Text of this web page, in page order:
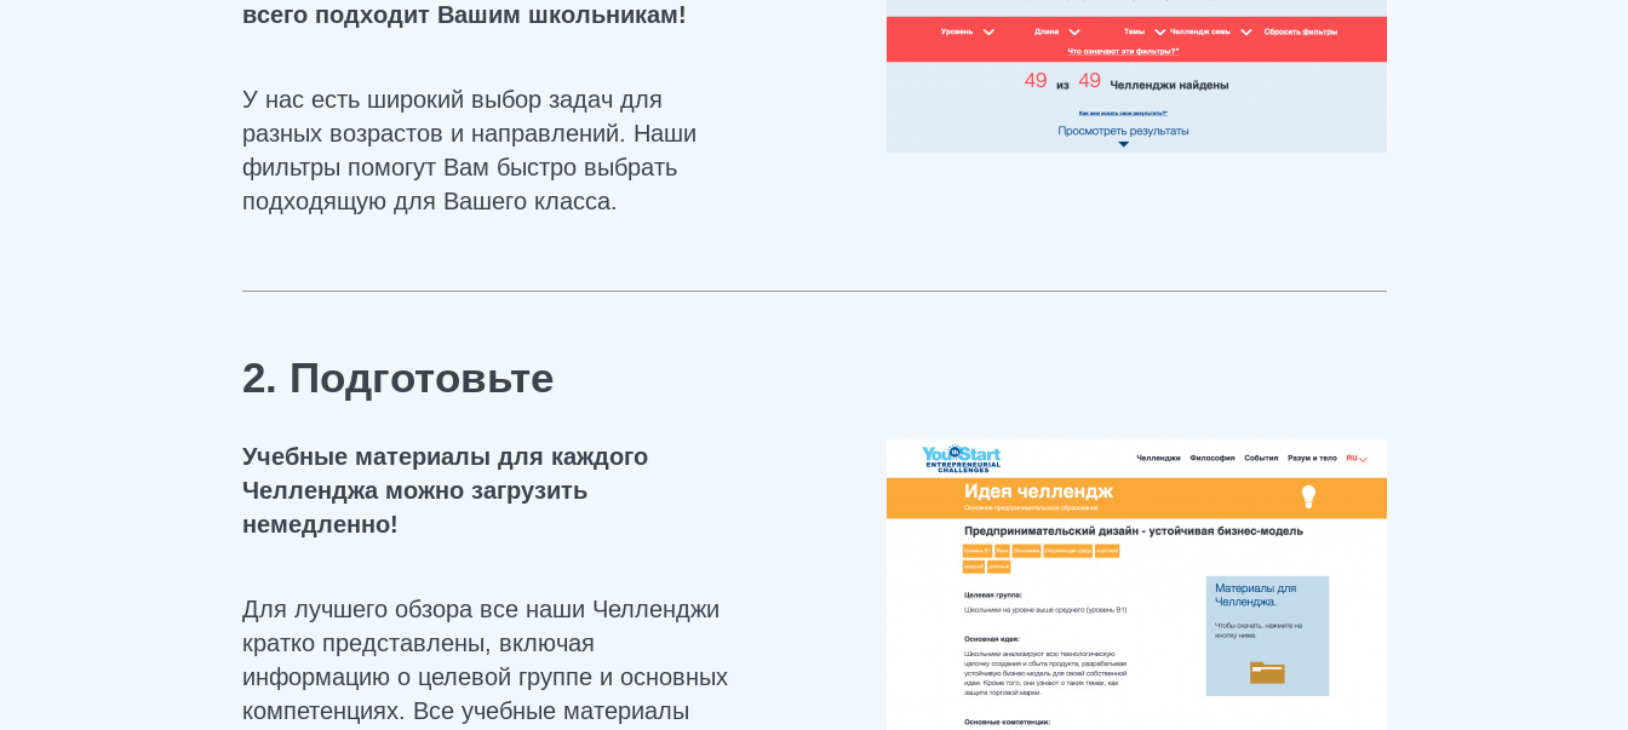
всего подходит Вашим школьникам!
У нас есть широкий выбор задач для
разных возрастов и направлений. Наши
фильтры помогут Вам быстро выбрать
подходящую для Вашего класса.
2. Подготовьте
Учебные материалы для каждого
Челленджа можно загрузить
немедленно!
Для лучшего обзора все наши Челленджи
кратко представлены, включая
информацию о целевой группе и основных
компетенциях. Все учебные материалы